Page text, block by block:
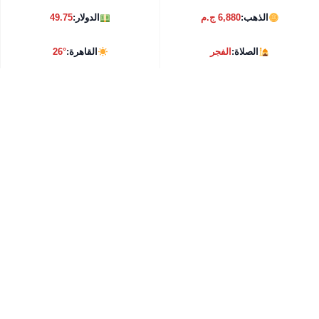
الذهب:6,880 ج.م الدولار:49.75
الصلاة:الفجر القاهرة:26°